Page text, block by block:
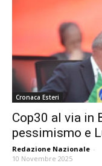
Cronaca Esteri
Cop30 al via in
pessimismo e
Redazione Nazionale -
10 Novembre 2025